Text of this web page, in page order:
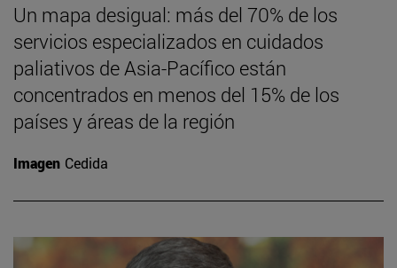
Un mapa desigual: más del 70% de los
servicios especializados en cuidados
paliativos de Asia-Pacífico están
concentrados en menos del 15% de los
países y áreas de la región
Imagen Cedida